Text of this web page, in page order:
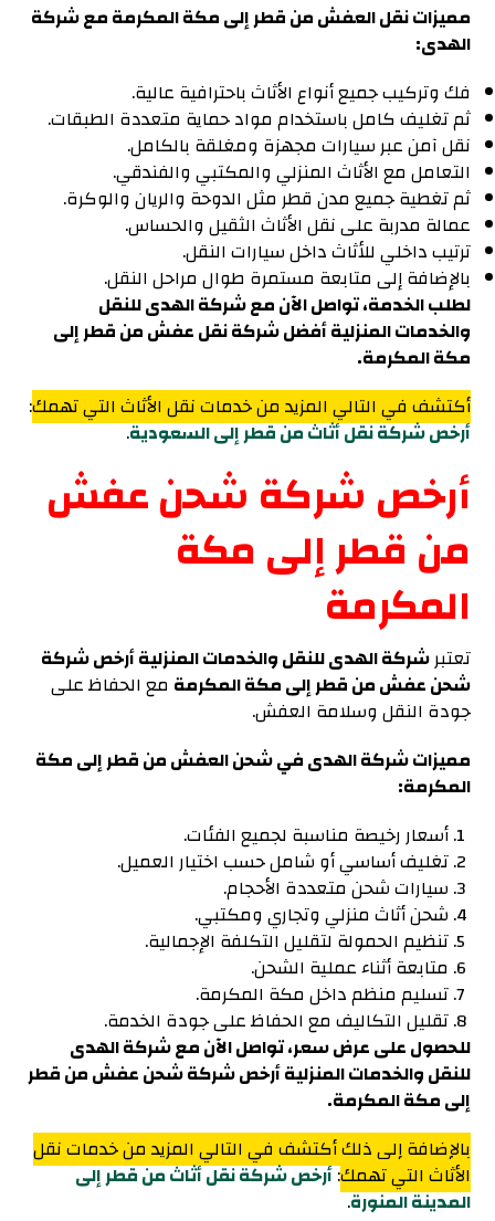
مميزات نقل العفش من قطر إلى مكة المكرمة مع شركة
الهدى:
فك وتركيب جميع أنواع الأثاث باحترافية عالية.
ثم تغليف كامل باستخدام مواد حماية متعددة الطبقات.
نقل آمن عبر سيارات مجهزة ومغلقة بالكامل.
التعامل مع الأثاث المنزلي والمكتبي والفندقي.
ثم تغطية جميع مدن قطر مثل الدوحة والريان والوكرة.
عمالة مدربة على نقل الأثاث الثقيل والحساس.
ترتيب داخلي للأثاث داخل سيارات النقل.
بالإضافة إلى متابعة مستمرة طوال مراحل النقل.
لطلب الخدمة، تواصل الآن مع شركة الهدى للنقل
والخدمات المنزلية أفضل شركة نقل عفش من قطر إلى
مكة المكرمة.
أكتشف في التالي المزيد من خدمات نقل الأثاث التي تهمك:
أرخص شركة نقل أثاث من قطر إلى السعودية.
أرخص شركة شحن عفش
من قطر إلى مكة
المكرمة
تعتبرشركة الهدى للنقل والخدمات المنزلية أرخص شركة
شحن عفش من قطر إلى مكة المكرمة مع الحفاظ على
جودة النقل وسلامة العفش.
مميزات شركة الهدى في شحن العفش من قطر إلى مكة
المكرمة:
أسعار رخيصة مناسبة لجميع الفئات.
تغليف أساسي أو شامل حسب اختيار العميل.
سيارات شحن متعددة الأحجام.
شحن أثاث منزلي وتجاري ومكتبي.
تنظيم الحمولة لتقليل التكلفة الإجمالية.
متابعة أثناء عملية الشحن.
تسليم منظم داخل مكة المكرمة.
تقليل التكاليف مع الحفاظ على جودة الخدمة.
للحصول على عرض سعر، تواصل الآن مع شركة الهدى
للنقل والخدمات المنزلية أرخص شركة شحن عفش من قطر
إلى مكة المكرمة.
بالإضافة إلى ذلك أكتشف في التالي المزيد من خدمات نقل
الأثاث التي تهمك:أرخص شركة نقل أثاث من قطر إلى
المدينة المنورة.